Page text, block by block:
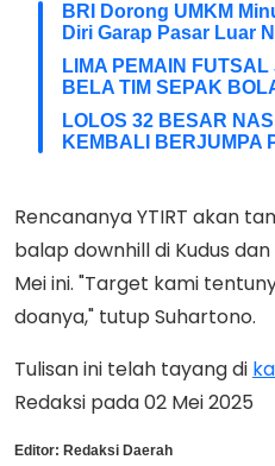
BRI Dorong UMKM
Diri Garap Pasar Luar
LIMA PEMAIN
BELA TIM SEPAK
LOLOS 32 BESAR
KEMBALI BERJUMPA
Rencananya YTIRT akan
balap downhill di Kudus
Mei ini. "Target kami
doanya," tutup Suhartono.
Tulisan ini telah tayang di
Redaksi pada 02 Mei 2025
Editor: Redaksi Daerah